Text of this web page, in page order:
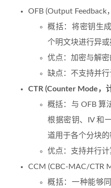
OFB (Output Feedback
概括：将密钥生
个明文块进行异或
优点：加密与解密
缺点：不支持并行
CTR (Counter Mode，
概括：与 OFB 算
根据密钥、IV 和
道用于各个分块
优点：支持并行计
CCM (CBC-MAC/CTR
概括：一种能够